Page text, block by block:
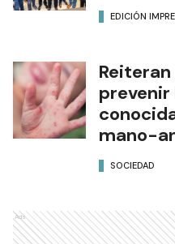
EDICIÓN
mano-
SOCIEDAD
Ads